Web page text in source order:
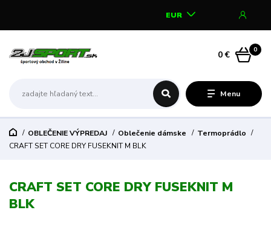
Menu
EUR
0
0 €
OBLEČENIE VÝPREDAJ Oblečenie dámske
Termoprádlo
CRAFT SET CORE DRY FUSEKNIT M BLK
CRAFT SET CORE DRY FUSEKNIT M
BLK